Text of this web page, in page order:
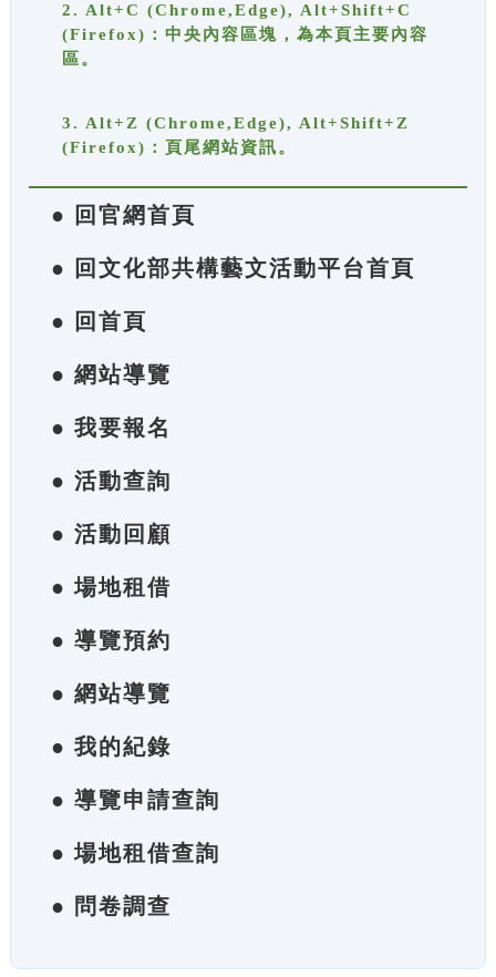
2. Alt+C (Chrome,Edge), Alt+Shift+C
(Firefox)：中央內容區塊，為本頁主要內容
區。
3. Alt+Z (Chrome,Edge), Alt+Shift+Z
(Firefox)：頁尾網站資訊。
● 回官網首頁
● 回文化部共構藝文活動平台首頁
● 回首頁
● 網站導覽
● 我要報名
● 活動查詢
● 活動回顧
● 場地租借
● 導覽預約
● 網站導覽
● 我的紀錄
● 導覽申請查詢
● 場地租借查詢
● 問卷調查